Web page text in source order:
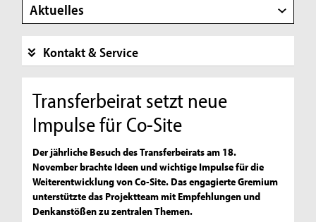
Aktuelles
Kontakt & Service
Transferbeirat setzt neue
Impulse für Co-Site
Der jährliche Besuch des Transferbeirats am 18.
November brachte Ideen und wichtige Impulse für die
Weiterentwicklung von Co-Site. Das engagierte Gremium
unterstützte das Projektteam mit Empfehlungen und
Denkanstößen zu zentralen Themen.